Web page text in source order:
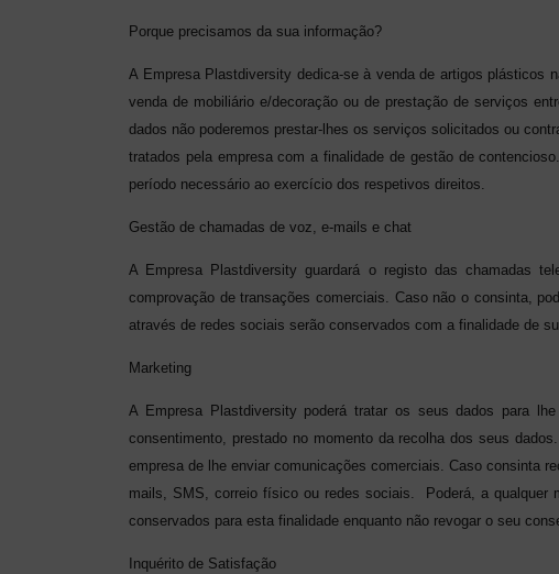
Porque precisamos da sua informação?
A Empresa Plastdiversity dedica-se à venda de artigos plásticos
venda de mobiliário e/decoração ou de prestação de serviços
dados não poderemos prestar-lhes os serviços solicitados ou
tratados pela empresa com a finalidade de gestão de
período necessário ao exercício dos respetivos direitos.
Gestão de chamadas de voz, e-mails e chat
A Empresa Plastdiversity guardará o registo das chamadas
comprovação de transações comerciais. Caso não o consinta,
através de redes sociais serão conservados com a finalidade de
Marketing
A Empresa Plastdiversity poderá tratar os seus dados para
consentimento, prestado no momento da recolha dos seus
empresa de lhe enviar comunicações comerciais. Caso consinta
mails, SMS, correio físico ou redes sociais.
Poderá, a qualquer
conservados para esta finalidade enquanto não revogar o seu
Inquérito de Satisfação